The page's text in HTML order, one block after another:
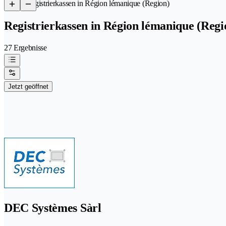
/Registrierkassen in Région lémanique (Region)
Registrierkassen in Région lémanique
27 Ergebnisse
Jetzt geöffnet
DEC Systèmes Sàrl